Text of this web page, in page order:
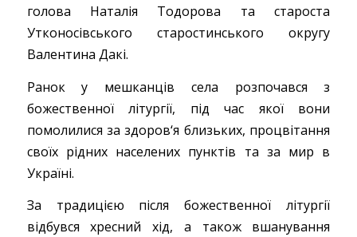
голова Наталія Тодорова та староста
Утконосівського старостинського округу
Валентина Дакі.
Ранок у мешканців села розпочався з
божественної літургії, під час якої вони
помолилися за здоров‘я близьких, процвітання
своїх рідних населених пунктів та за мир в
Україні.
За традицією після божественної літургії
відбувся хресний хід, а також вшанування